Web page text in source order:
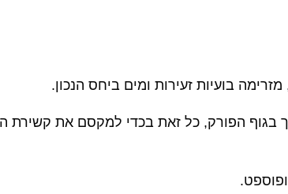
מזרימה בועיות זעירות ומים ביחס הנכון.
בגוף הפורק, כל זאת בכדי למקסם את קשירת